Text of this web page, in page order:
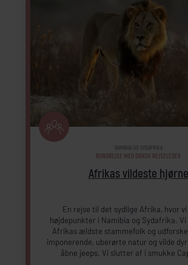
Afrikas vildeste hjørne
NAMIBIA OG SYDAFRIKA
RUNDREJSE MED DANSK REJSELEDER
En rejse til det sydlige Afrika, hvor
højdepunkter i Namibia og Sydafrika. Vi
Afrikas ældste stammefolk og
imponerende, uberørte natur og vilde
åbne jeeps. Vi slutter af i smukke